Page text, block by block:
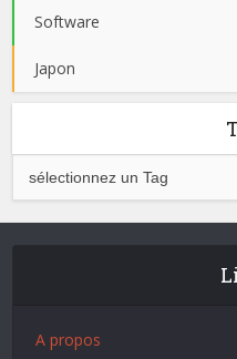
Software
Japon
A propos